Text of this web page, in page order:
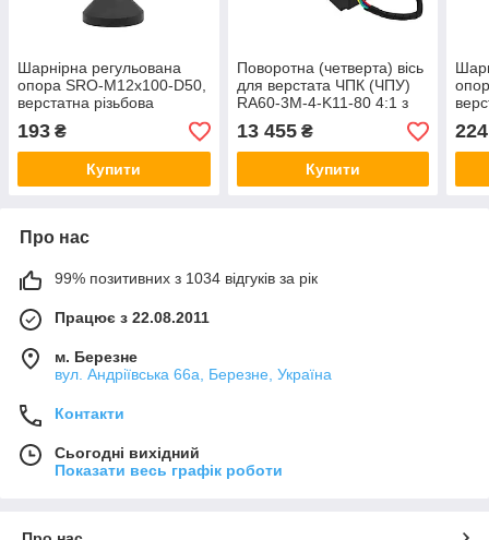
Шарнірна регульована
опора SRO-M12x100-D50,
верстатна різьбова
віброопора М12, опорна
ніжка
193 ₴
Купити
Поворотна (четверта) вісь
для верстата ЧПК (ЧПУ)
RA60-3M-4-K11-80 4:1 з
трикулачковим патроном
на ремінному редукторі
13 455₴
Купити
224
Про нас
99% позитивних з 1034 відгуків за рік
Працює з 22.08.2011
м. Березне
вул. Андріївська 66а, Березне, Україна
Контакти
Сьогодні вихідний
Показати весь графік роботи